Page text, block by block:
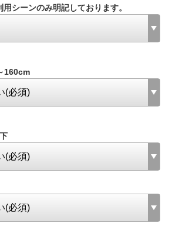
シーンのみ明記しております。
160cm